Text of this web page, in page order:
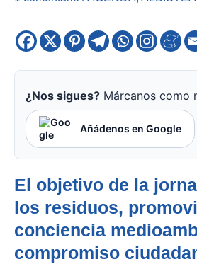
¿Nos sigues? Márcanos como
Añádenos en Google
El objetivo de la
los residuos,
conciencia
compromiso